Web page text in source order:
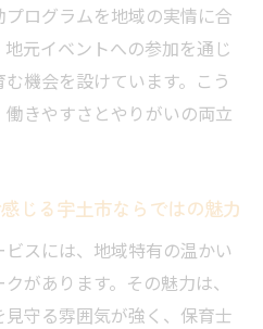
ログラムを地域の実情に合
元イベントへの参加を通じ
機会を設けています。こう
きやすさとやりがいの両立
じる宇土市ならではの魅力
スには、地域特有の温かい
があります。その魅力は、
守る雰囲気が強く、保育士